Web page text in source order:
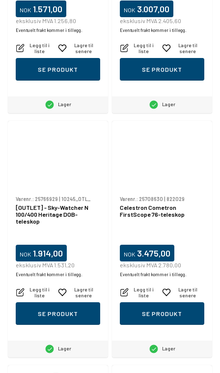
NOK 1.571,00
eksklusiv MVA 1.256,80
Eventuelt frakt kommer i tillegg.
Legg til i
liste
Lagre til
senere
SE PRODUKT
Lager
NOK 3.007,00
eksklusiv MVA 2.405,60
Eventuelt frakt kommer i tillegg.
Legg til i
liste
Lagre til
senere
SE PRODUKT
Lager
Varenr.: 25766929 10245_OTL_
[OUTLET] - Sky-Watcher N
100/400 Heritage DOB-
teleskop
NOK 1.914,00
eksklusiv MVA 1.531,20
Eventuelt frakt kommer i tillegg.
Legg til i
liste
Lagre til
senere
SE PRODUKT
Lager
Varenr.: 25708630 822029
Celestron Cometron
FirstScope 76-teleskop
NOK 3.475,00
eksklusiv MVA 2.780,00
Eventuelt frakt kommer i tillegg.
Legg til i
liste
Lagre til
senere
SE PRODUKT
Lager